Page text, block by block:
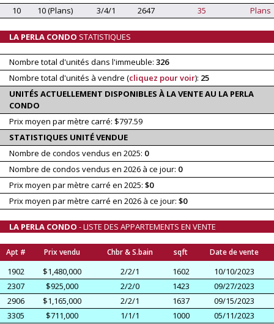
10
10 (Plans) 3/4/1 2647 35 Plans
LA PERLA CONDO STATISTIQUES
Nombre total d'unités dans l'immeuble: 326
Nombre total d'unités à vendre (cliquez pour voir): 25
UNITÉS ACTUELLEMENT DISPONIBLES À LA VENTE AU LA PERLA
CONDO
Prix moyen par mètre carré: $797.59
STATISTIQUES UNITÉ VENDUE
Nombre de condos vendus en 2025: 0
Nombre de condos vendus en 2026 à ce jour: 0
Prix moyen par mètre carré en 2025: $0
Prix moyen par mètre carré en 2026 à ce jour: $0
LA PERLA CONDO - LISTE DES APPARTEMENTS EN VENTE
Apt # Prix vendu Chbr & S.bain sqft Date de vente
1902 $1,480,000 2/2/1 1602
10/10/2023
2307
$925,000 2/2/0 1423
09/27/2023
2906
$1,165,000 2/2/1 1637
09/15/2023
3305
$711,000 1/1/1 1000
05/11/2023